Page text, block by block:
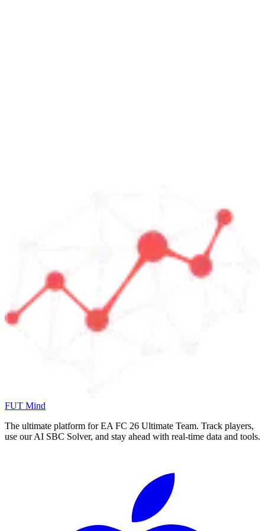
FUT Mind
The ultimate platform for EA FC 26 Ultimate Team. Track players,
use our AI SBC Solver, and stay ahead with real-time data and tools.